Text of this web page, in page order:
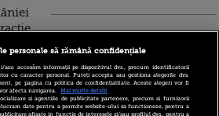
de
la
financiare inteligente
personale să rămână confidențiale
sau accesăm informații pe dispozitivul dvs., precum identificatorii
cu caracter personal. Puteți accepta sau gestiona alegerile dvs.
pe pagina cu politica de confidențialitate. Aceste alegeri vor fi
afecta navigarea.
Mai multe detalii
si agentiile de publicitate partenere, precum si furnizorii
date pentru a permite website-ului sa functioneze, pentru a
afisate in functie de interesele si/sau profilul dvs., pentru a